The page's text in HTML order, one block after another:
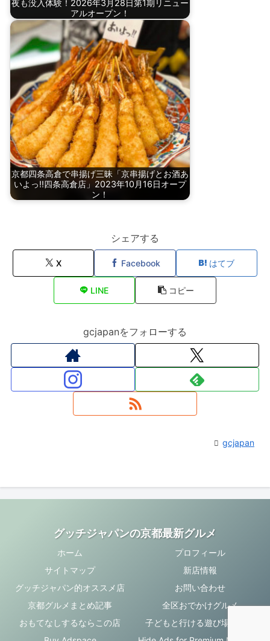
夜も没入体験！2026年3月28日第1期リニュー
アルオープン！
京都四条高倉で串揚げ三昧「京串揚げとお酒あ
いよっ!!四条高倉店」2023年10月16日オープ
ン！
シェアする
X Facebook はてブ
LINE コピー
gcjapanをフォローする
gcjapan
グッチジャパンの京都最新グルメ
ホーム
プロフィール
サイトマップ
新店情報
グッチジャパン的オススメ店
お問い合わせ
京都グルメまとめ記事
全区おでかけグルメ
おもてなしするならこの店
子どもと行ける遊び場・お店